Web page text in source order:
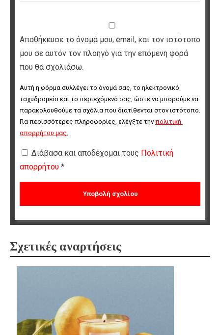
Αποθήκευσε το όνομά μου, email, και τον ιστότοπο
μου σε αυτόν τον πλοηγό για την επόμενη φορά
που θα σχολιάσω.
Αυτή η φόρμα συλλέγει το όνομά σας, το ηλεκτρονικό
ταχυδρομείο και το περιεχόμενό σας, ώστε να μπορούμε να
παρακολουθούμε τα σχόλια που διατίθενται στον ιστότοπο.
Για περισσότερες πληροφορίες, ελέγξτε την πολιτική
απορρήτου μας.
Διάβασα και αποδέχομαι τους Πολιτική
απορρήτου *
Σχετικές αναρτήσεις